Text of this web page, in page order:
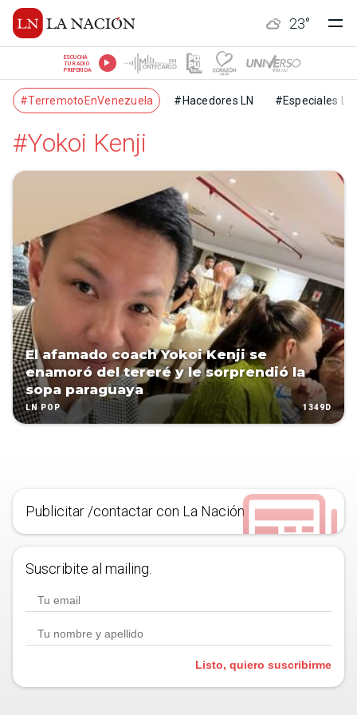
23°
ESCUCHÁ
TU RADIO
PREFERIDA
#TerremotoEnVenezuela #Hacedores LN #Especiales LN
#Yokoi Kenji
El afamado coach Yokoi Kenji se
enamoró del tereré y le sorprendió la
sopa paraguaya
LN POP 1349D
Publicitar /contactar con La Nación
Suscribite al mailing.
Listo, quiero suscribirme